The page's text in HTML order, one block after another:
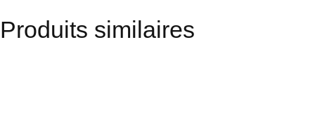
Produits similaires